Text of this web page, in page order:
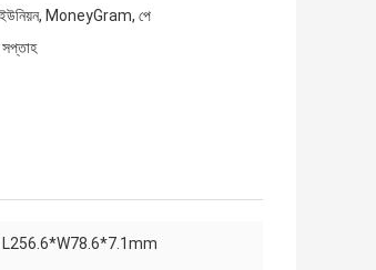
ইউনিয়ন, MoneyGram, পে
L256.6*W78.6*7.1mm